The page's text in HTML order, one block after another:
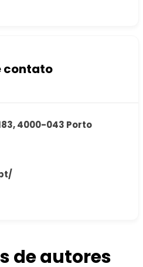
contato
4000-043 Porto
de autores